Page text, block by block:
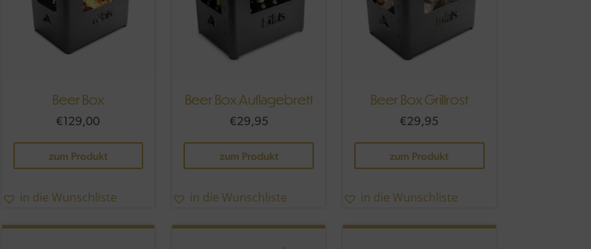
Beer Box
€ 129,00
zum Produkt
Dieses
mehrere
auf.
in die Wunschliste
Beer Box Auflagebrett
€29,95
zum Produkt
in die Wunschliste
Beer Box Grillrost
€29,95
zum Produkt
in die Wunschliste